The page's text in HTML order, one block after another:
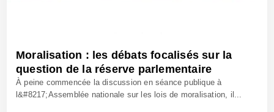
Moralisation : les débats focalisés sur la
question de la réserve parlementaire
À peine commencée la discussion en séance publique à
l&#8217;Assemblée nationale sur les lois de moralisation, il...